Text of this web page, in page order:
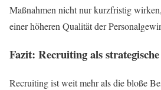
Maßnahmen nicht nur kurzfristig
einer höheren Qualität der
Fazit: Recruiting als
Recruiting ist weit mehr als die bloße